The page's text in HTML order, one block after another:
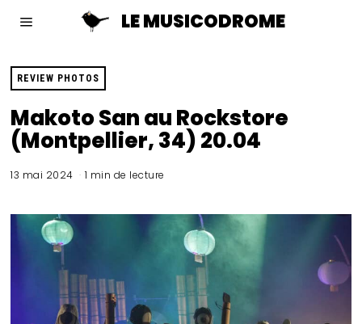
LE MUSICODROME
REVIEW PHOTOS
Makoto San au Rockstore
(Montpellier, 34) 20.04
13 mai 2024 1 min de lecture